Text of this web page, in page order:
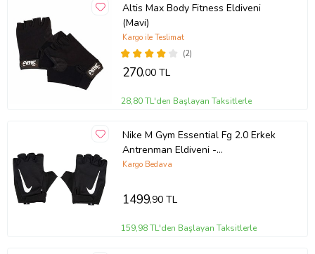
Altis Max Body Fitness Eldiveni
(Mavi)
(2)
Kargo ile Teslimat
270,00 TL
28,80 TL'den Başlayan Taksitlerle
Nike M Gym Essential Fg 2.0 Erkek
Antrenman Eldiveni -
N.101.2315.091.XL
Kargo Bedava
1499,90 TL
159,98 TL'den Başlayan Taksitlerle